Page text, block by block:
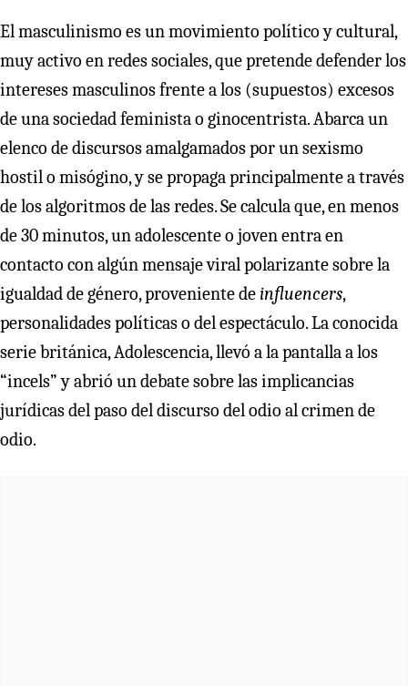
El masculinismo es un movimiento político y cultural,
muy activo en redes sociales, que pretende defender los
intereses masculinos frente a los (supuestos) excesos
de una sociedad feminista o ginocentrista. Abarca un
elenco de discursos amalgamados por un sexismo
hostil o misógino, y se propaga principalmente a través
de los algoritmos de las redes. Se calcula que, en menos
de 30 minutos, un adolescente o joven entra en
contacto con algún mensaje viral polarizante sobre la
igualdad de género, proveniente deinfluencers,
personalidades políticas o del espectáculo. La conocida
serie británica, Adolescencia, llevó a la pantalla a los
“incels” y abrió un debate sobre las implicancias
jurídicas del paso del discurso del odio al crimen de
odio.